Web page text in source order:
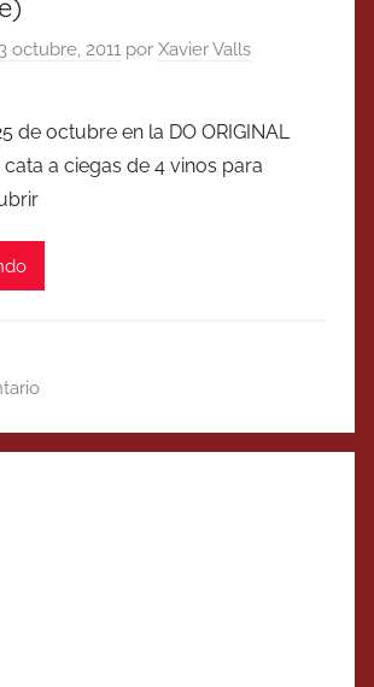
octubre, 2011 por Xavier Valls
de octubre en la DO ORIGINAL
a ciegas de 4 vinos para